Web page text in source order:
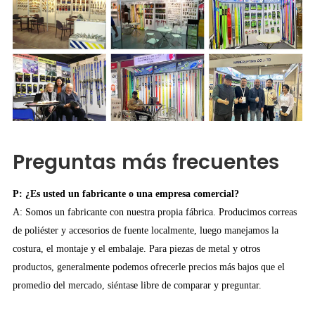
Preguntas más frecuentes
P: ¿Es usted un fabricante o una empresa comercial?
A: Somos un fabricante con nuestra propia fábrica. Producimos correas
de poliéster y accesorios de fuente localmente, luego manejamos la
costura, el montaje y el embalaje. Para piezas de metal y otros
productos, generalmente podemos ofrecerle precios más bajos que el
promedio del mercado, siéntase libre de comparar y preguntar.